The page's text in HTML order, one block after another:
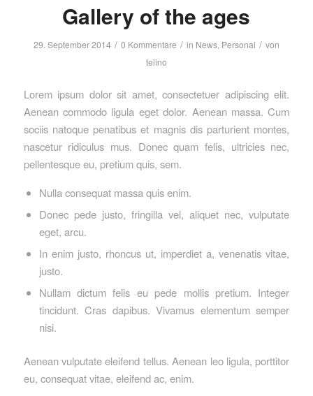
Gallery of the ages
29. September 2014 / 0 Kommentare / in News, Personal / von
telino
Lorem ipsum dolor sit amet, consectetuer adipiscing elit.
Aenean commodo ligula eget dolor. Aenean massa. Cum
sociis natoque penatibus et magnis dis parturient montes,
nascetur ridiculus mus. Donec quam felis, ultricies nec,
pellentesque eu, pretium quis, sem.
Nulla consequat massa quis enim.
Donec pede justo, fringilla vel, aliquet nec, vulputate
eget, arcu.
In enim justo, rhoncus ut, imperdiet a, venenatis vitae,
justo.
Nullam dictum felis eu pede mollis pretium. Integer
tincidunt. Cras dapibus. Vivamus elementum semper
nisi.
Aenean vulputate eleifend tellus. Aenean leo ligula, porttitor
eu, consequat vitae, eleifend ac, enim.